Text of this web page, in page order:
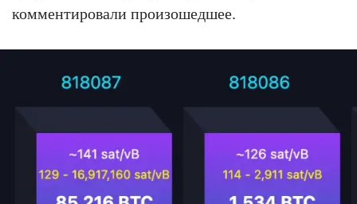
комментировали произошедшее.